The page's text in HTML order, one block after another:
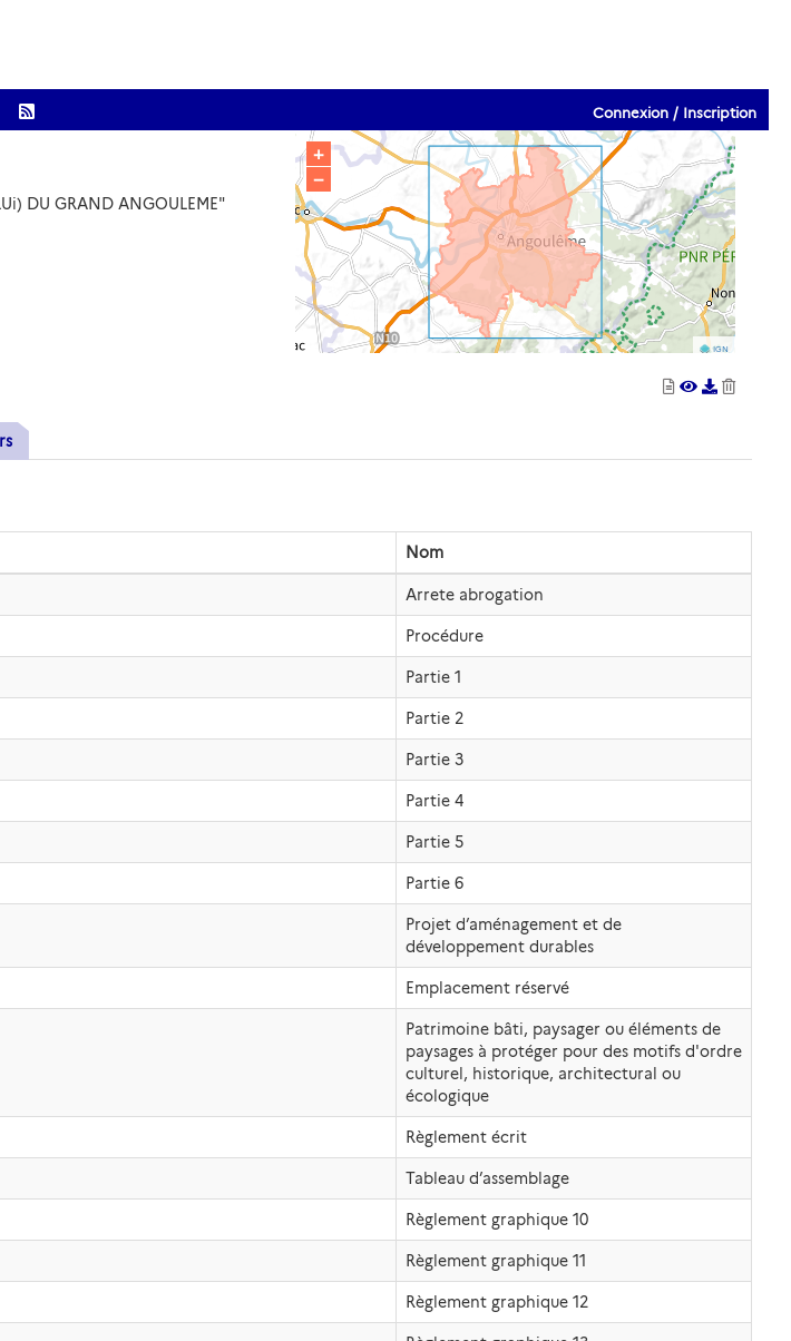
Connexion / Inscription
DU GRAND ANGOULEME"
+
−
IGN
Nom
Arrete abrogation
Procédure
Partie 1
Partie 2
Partie 3
Partie 4
Partie 5
Partie 6
Projet d’aménagement et de
développement durables
Emplacement réservé
Patrimoine bâti, paysager ou éléments de
paysages à protéger pour des motifs d'ordre
culturel, historique, architectural ou
écologique
Règlement écrit
Tableau d’assemblage
Règlement graphique 10
Règlement graphique 11
Règlement graphique 12